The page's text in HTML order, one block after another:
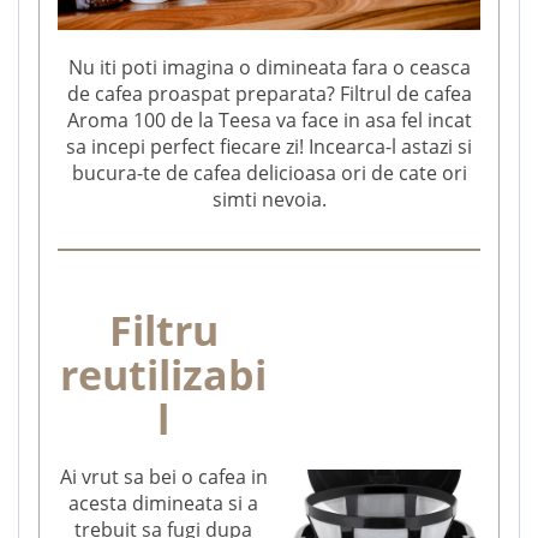
Nu iti poti imagina o dimineata fara o ceasca
de cafea proaspat preparata? Filtrul de cafea
Aroma 100 de la Teesa va face in asa fel incat
sa incepi perfect fiecare zi! Incearca-l astazi si
bucura-te de cafea delicioasa ori de cate ori
simti nevoia.
Filtru
reutilizabi
l
Ai vrut sa bei o cafea in
acesta dimineata si a
trebuit sa fugi dupa